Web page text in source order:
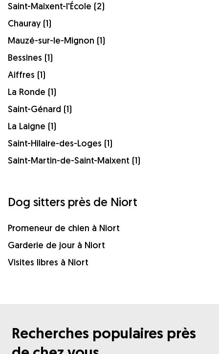
Saint-Maixent-l'École (2)
Chauray (1)
Mauzé-sur-le-Mignon (1)
Bessines (1)
Aiffres (1)
La Ronde (1)
Saint-Génard (1)
La Laigne (1)
Saint-Hilaire-des-Loges (1)
Saint-Martin-de-Saint-Maixent (1)
Dog sitters près de Niort
Promeneur de chien à Niort
Garderie de jour à Niort
Visites libres à Niort
Recherches populaires près